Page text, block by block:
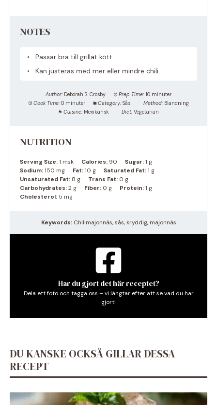
NOTES
Passar bra till grillat kött.
Kan justeras med mer eller mindre chili.
Author: Deborah S. Crosby Prep Time: 10 minuter
Cook Time: 0 minuter Category: Sås Method: Blandning
Cuisine: Mexikansk Diet: Vegetarian
NUTRITION
Serving Size:1 msk Calories: 90 Sugar:1 g
Sodium:150 mg Fat:10 g Saturated Fat:1 g
Unsaturated Fat: 8 g Trans Fat: 0 g
Carbohydrates:2 g Fiber: 0 g Protein:1 g
Cholesterol: 5 mg
Keywords:Chilimajonnäs, sås, kryddig, majonnäs
Har du gjort det här receptet?
Dela ett foto och tagga oss – vi längtar efter att se vad du har
gjort!
DU KANSKE OCKSÅ GILLAR DESSA
RECEPT